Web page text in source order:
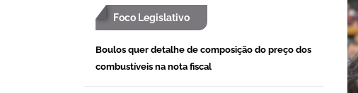
Foco Legislativo
Boulos quer detalhe de composição do preço dos
combustíveis na nota fiscal